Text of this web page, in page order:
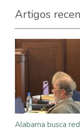
Artigos
Alabama busca